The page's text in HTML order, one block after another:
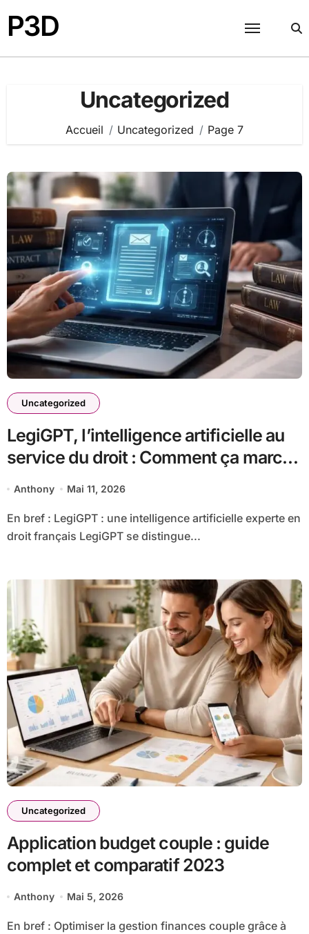
contenu
P3D
Uncategorized
Accueil Uncategorized Page 7
Uncategorized
LegiGPT, l’intelligence artificielle au
service du droit : Comment ça marche
Anthony Mai 11, 2026
En bref : LegiGPT : une intelligence artificielle experte en
droit français LegiGPT se distingue...
Uncategorized
Application budget couple : guide
complet et comparatif 2023
Anthony Mai 5, 2026
En bref : Optimiser la gestion finances couple grâce à